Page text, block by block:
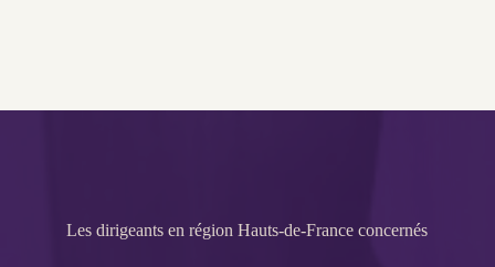
Les dirigeants en région Hauts-de-France concernés